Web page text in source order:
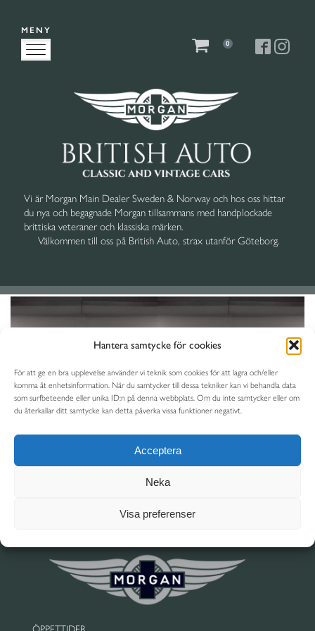
Hantera samtycke för cookies
För att ge en bra upplevelse använder vi teknik som cookies för att lagra och/eller
komma åt enhetsinformation. När du samtycker till dessa tekniker kan vi behandla data
som surfbeteende eller unika ID:n på denna webbplats. Om du inte samtycker eller om
du återkallar ditt samtycke kan detta påverka vissa funktioner negativt.
Acceptera
Neka
Visa preferenser
Vi är Morgan Main Dealer Sweden & Norway och hos oss hittar
du nya och begagnade Morgan tillsammans med handplockade
brittiska veteraner och klassiska märken.
Välkommen till oss på British Auto, strax utanför Göteborg.
0
MENY
Hede Gärde • SE-443 60 Stenkullen • Sweden
Tel +46 (0)302 10 000 • info@britishauto.se